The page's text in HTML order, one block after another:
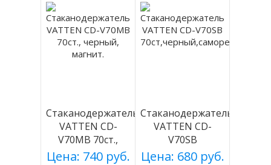
Стаканодержатель
VATTEN CD-
V70MB 70ст.,
черный, магнит.
Цена: 740 руб.
Стаканодержатель
VATTEN CD-
V70SB
70ст,черный,саморезы
Цена: 680 руб.